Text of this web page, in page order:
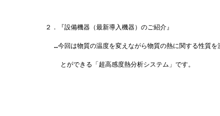
２．『設備機器（最新導入機器）のご紹介』
…今回は物質の温度を変えながら物質の熱に関する性質を
とができる「超高感度熱分析システム」です。